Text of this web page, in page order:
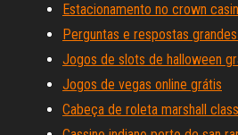
Estacionamento no crown
Perguntas e respostas
Jogos de slots de halloween
Jogos de vegas online grátis
Cabeça de roleta marshall